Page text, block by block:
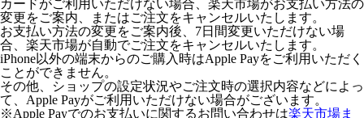
カードがご利用いただけない場合、楽天市場がお支払い方法の
変更をご案内、またはご注文をキャンセルいたします。
お支払い方法の変更をご案内後、7日間変更いただけない場
合、楽天市場が自動でご注文をキャンセルいたします。
iPhone以外の端末からのご購入時はApple Payをご利用いただく
ことができません。
その他、ショップの設定状況やご注文時の選択内容などによっ
て、Apple Payがご利用いただけない場合がございます。
※Apple Payでのお支払いに関するお問い合わせは楽天市場ま